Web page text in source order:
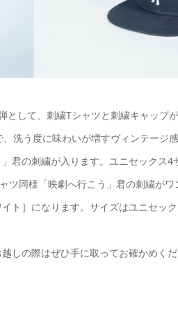
して、刺繍Tシャツと刺繍キャップが
洗う度に味わいが増すヴィンテージ
君の刺繍が入ります。ユニセックス4
ツ同様「映劇へ行こう」君の刺繍が
ト］になります。サイズはユニセッ
しの際はぜひ手に取ってお確かめくだ